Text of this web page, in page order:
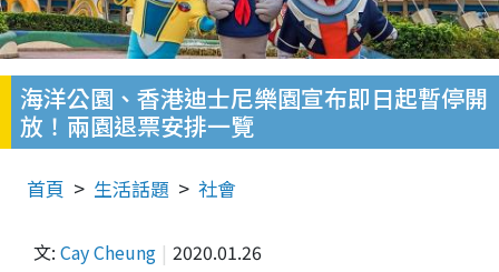
海洋公園、香港迪士尼樂園宣布即日起暫停開
放！兩園退票安排一覽
首頁 生活話題 社會
文: Cay Cheung 2020.01.26